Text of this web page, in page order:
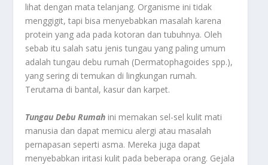
lihat dengan mata telanjang. Organisme ini tidak
menggigit, tapi bisa menyebabkan masalah karena
protein yang ada pada kotoran dan tubuhnya. Oleh
sebab itu salah satu jenis tungau yang paling umum
adalah tungau debu rumah (Dermatophagoides spp.),
yang sering di temukan di lingkungan rumah.
Terutama di bantal, kasur dan karpet.
Tungau Debu Rumah ini memakan sel-sel kulit mati
manusia dan dapat memicu alergi atau masalah
pernapasan seperti asma. Mereka juga dapat
menyebabkan iritasi kulit pada beberapa orang. Gejala